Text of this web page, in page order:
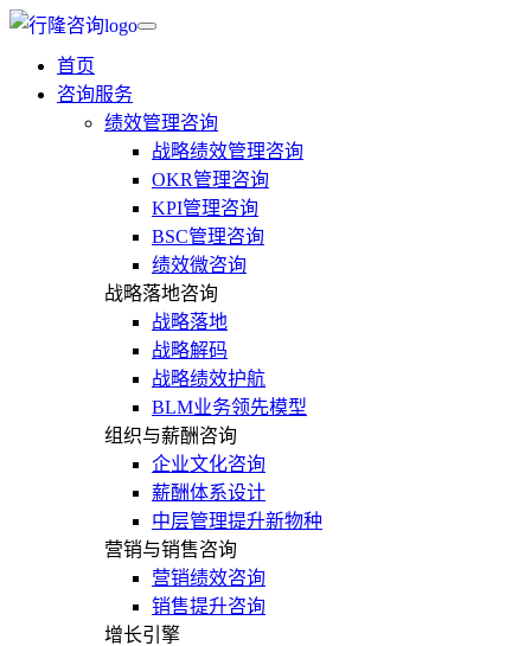
首页
咨询服务
绩效管理咨询
战略绩效管理咨询
OKR管理咨询
KPI管理咨询
BSC管理咨询
绩效微咨询
战略落地咨询
战略落地
战略解码
战略绩效护航
BLM业务领先模型
组织与薪酬咨询
企业文化咨询
薪酬体系设计
中层管理提升新物种
营销与销售咨询
营销绩效咨询
销售提升咨询
增长引擎